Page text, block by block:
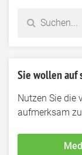
Sie wollen auf
Nutzen Sie die
aufmerksam